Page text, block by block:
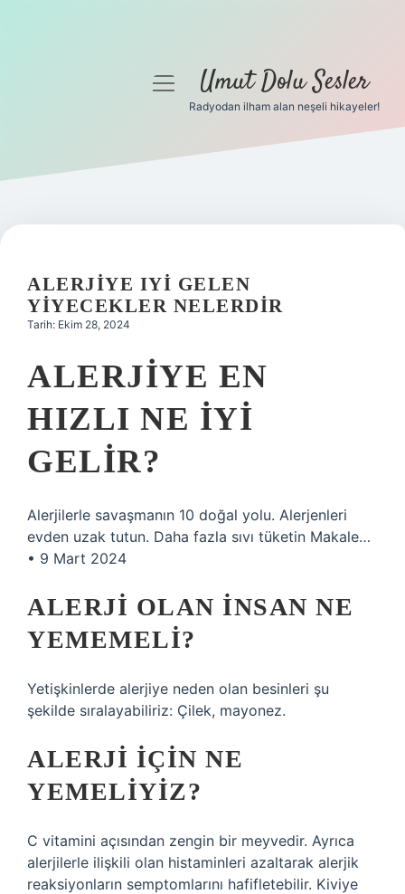
Gizlilik Politikası
Yasal Uyarı
menüyüUmut Dolu Sesler
Radyodan ilham alan neşeli hikayeler!
ALERJIYE IYI GELEN
YIYECEKLER NELERDIR
Tarih: Ekim 28, 2024
ALERJIYE EN
HIZLI NE IYI
GELIR?
Alerjilerle savaşmanın 10 doğal yolu. Alerjenleri
evden uzak tutun. Daha fazla sıvı tüketin Makale…
• 9 Mart 2024
ALERJI OLAN INSAN NE
YEMEMELI?
Yetişkinlerde alerjiye neden olan besinleri şu
şekilde sıralayabiliriz: Çilek, mayonez.
ALERJI IÇIN NE
YEMELIYIZ?
C vitamini açısından zengin bir meyvedir. Ayrıca
alerjilerle ilişkili olan histaminleri azaltarak alerjik
reaksiyonların semptomlarını hafifletebilir. Kiviye